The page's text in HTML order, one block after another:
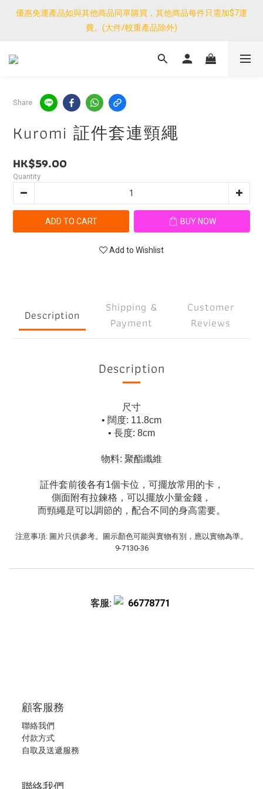
優惠免運產品如與其他商品同單購買，其他商品每件只需加$7運
費。(大件/較重產品除外)
優惠免運產品如與其他商品同單購買，其他商品每件只需加$7運
費。(大件/較重產品除外)
<公告>感謝支持！我們團隊由30/7~12/8外訪搜羅新產品，期間網
優惠免運產品如與其他商品同單購買，其他商品每件只需加$7運
費。(大件/較重產品除外)
Share
Kuromi 証件套連頸繩
HK$59.00
Quantity
ADD TO CART BUY NOW
Add to Wishlist
Description
Shipping &
Payment
Customer
Reviews
Description
尺寸
• 闊度: 11.8cm
• 長度: 8cm
物料: 聚酯纖維
証件套前後各有1個卡位，可擺放常用的卡，
側面附有拉鍊格，可以擺放小量金錢，
而頸繩是可以調節的，配合不同的身高需要。
注意事項: 圖片只供參考。圖示顏色可能與實物有別，應以實物為準。
9-7130-36
客服: 66778771
顧客服務
聯絡我們
付款方式
自取及送遞服務
聯絡我們